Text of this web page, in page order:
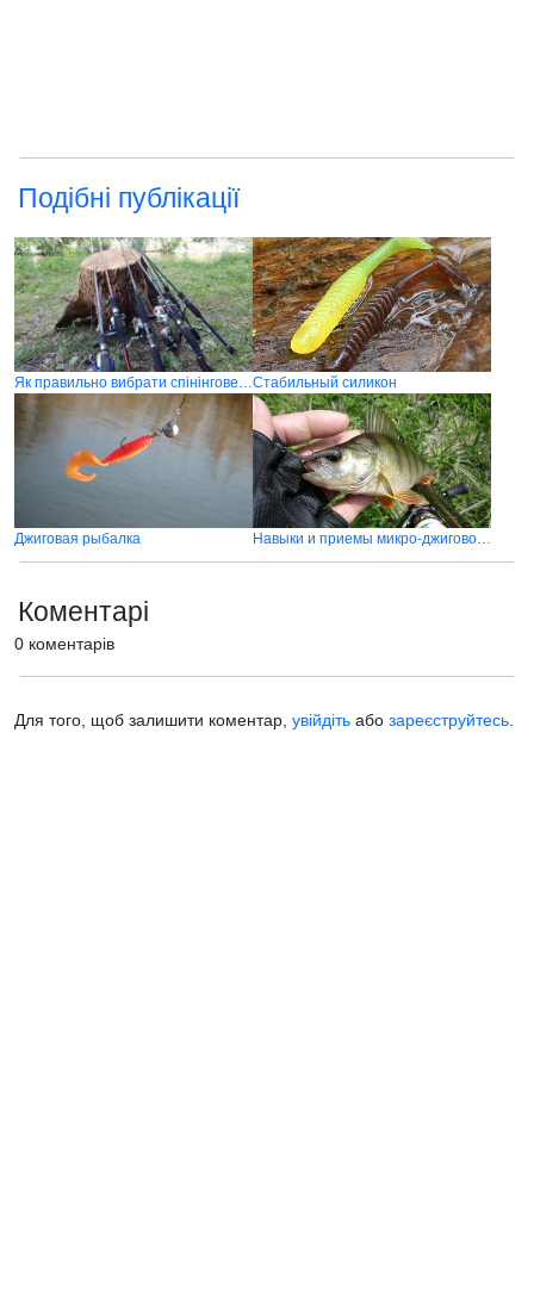
Подібні публікації
Як правильно вибрати спінінгове вудилище або спінінгСтабильный силикон
Джиговая рыбалка Навыки и приемы микро-джиговой ловли
Коментарі
0 коментарів
Для того, щоб залишити коментар, увійдіть або зареєструйтесь